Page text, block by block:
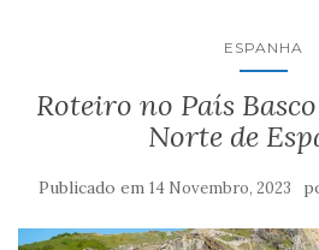
ESPANHA
Roteiro no País
Norte de
Publicado em 14 Novembro, 2023